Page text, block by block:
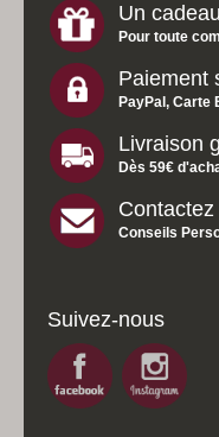
Un
Pour toute
Paiement
PayPal, Carte
Livraison
Dès 59€
Conseils
Suivez-nous